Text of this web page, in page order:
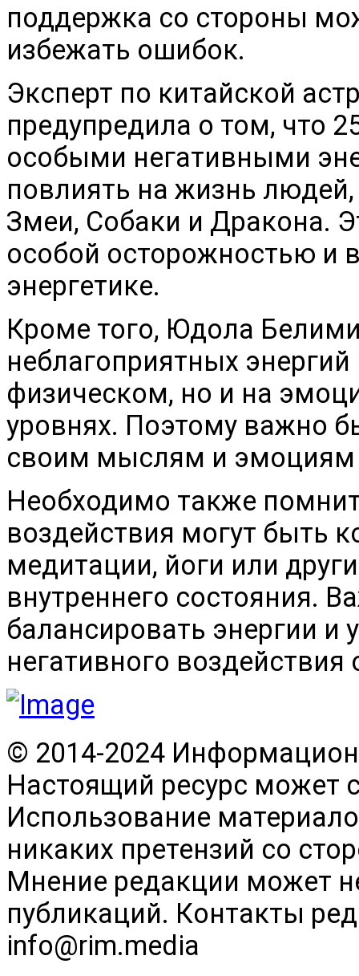
поддержка со стороны
избежать ошибок.
Эксперт по китайской
предупредила о том, что
особыми негативными
повлиять на жизнь
Змеи, Собаки и Дракона.
особой осторожностью и
энергетике.
Кроме того, Юдола
неблагоприятных
физическом, но и на
уровнях. Поэтому важно
своим мыслям и эмоциям
Необходимо также
воздействия могут быть
медитации, йоги или
внутреннего состояния.
балансировать энергии и
негативного
© 2014-2024
Настоящий ресурс может
Использование
никаких претензий со
Мнение редакции может
публикаций. Контакты
info@rim.media